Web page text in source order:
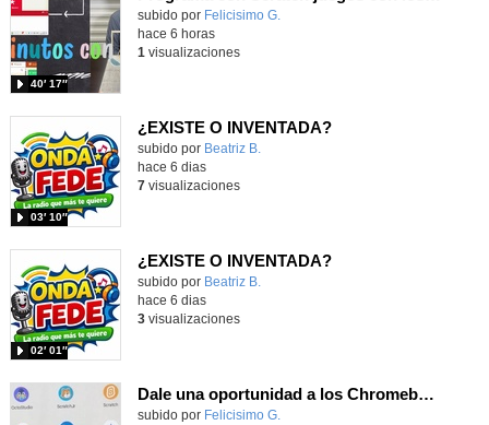
Contenido educativo.
subido por Felicisimo G.
40′ 17″
hace 6 horas
1 visualizaciones
¿EXISTE O INVENTADA?
Contenido educativo.
subido por Beatriz B.
03′ 10″
hace 6 dias
7visualizaciones
¿EXISTE O INVENTADA?
Contenido educativo.
subido por Beatriz B.
02′ 01″
hace 6 dias
3visualizaciones
Dale una oportunidad a los Chromebooks y utiliza un proyector para realizar talleres si no tienes pantallas táctiles
Contenido educativo.
subido por Felicisimo G.